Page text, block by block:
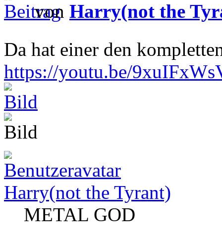
von Harry(not the
Da hat einer den
https://youtu.be/
Harry(not the Tyrant)
METAL GOD